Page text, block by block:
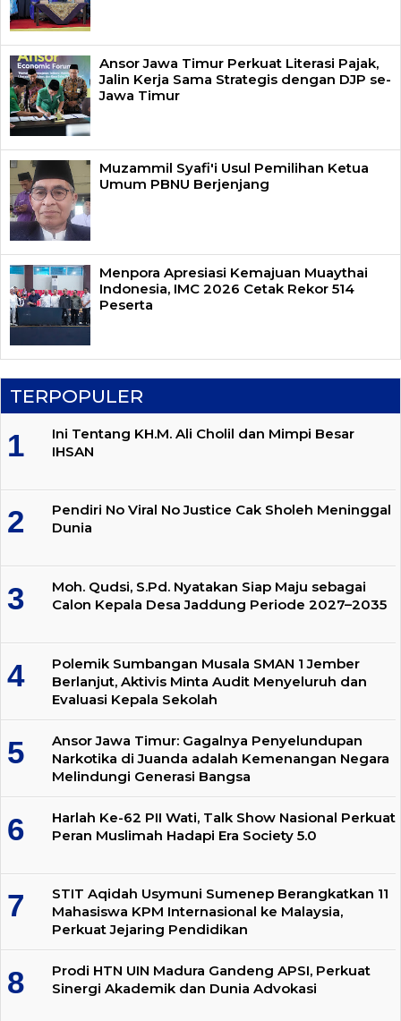
Ansor Jawa Timur Perkuat Literasi Pajak,
Jalin Kerja Sama Strategis dengan DJP se-
Jawa Timur
Muzammil Syafi'i Usul Pemilihan Ketua
Umum PBNU Berjenjang
Menpora Apresiasi Kemajuan Muaythai
Indonesia, IMC 2026 Cetak Rekor 514
Peserta
TERPOPULER
Ini Tentang KH.M. Ali Cholil dan Mimpi Besar
IHSAN
Pendiri No Viral No Justice Cak Sholeh Meninggal
Dunia
Moh. Qudsi, S.Pd. Nyatakan Siap Maju sebagai
Calon Kepala Desa Jaddung Periode 2027–2035
Polemik Sumbangan Musala SMAN 1 Jember
Berlanjut, Aktivis Minta Audit Menyeluruh dan
Evaluasi Kepala Sekolah
Ansor Jawa Timur: Gagalnya Penyelundupan
Narkotika di Juanda adalah Kemenangan Negara
Melindungi Generasi Bangsa
Harlah Ke-62 PII Wati, Talk Show Nasional Perkuat
Peran Muslimah Hadapi Era Society 5.0
STIT Aqidah Usymuni Sumenep Berangkatkan 11
Mahasiswa KPM Internasional ke Malaysia,
Perkuat Jejaring Pendidikan
Prodi HTN UIN Madura Gandeng APSI, Perkuat
Sinergi Akademik dan Dunia Advokasi